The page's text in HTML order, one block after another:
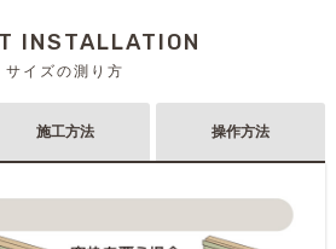
INSTALLATION
サイズの測り方
施工方法 操作方法